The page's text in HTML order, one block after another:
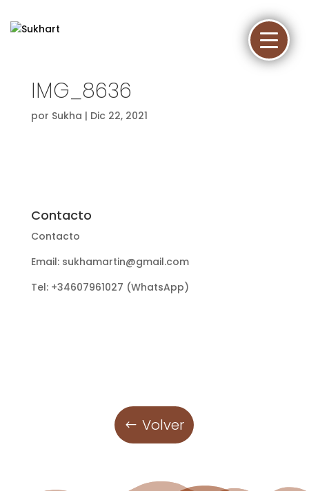
IMG_8636
por Sukha | Dic 22, 2021
Contacto
Contacto
Email: sukhamartin@gmail.com
Tel: +34607961027 (WhatsApp)
Volver